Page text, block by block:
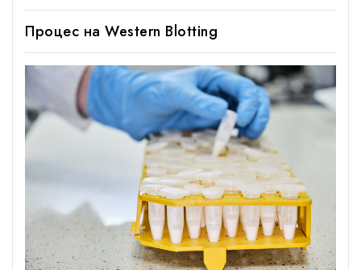
Процес на Western Blotting